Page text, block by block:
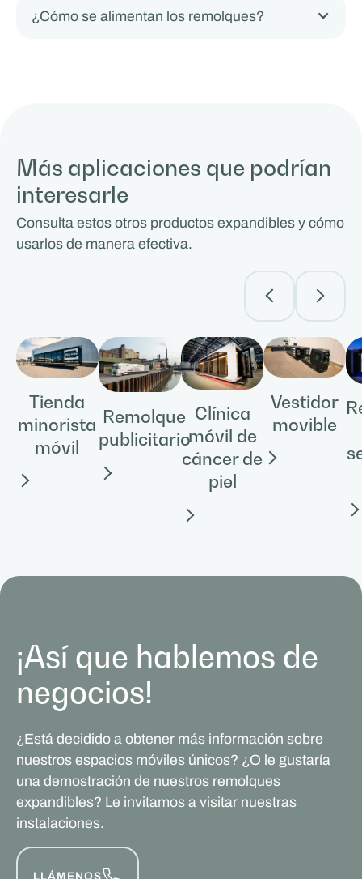
¿Cómo se alimentan los remolques?
Más aplicaciones que podrían
interesarle
Consulta estos otros productos expandibles y cómo
usarlos de manera efectiva.
Tienda
minorista
móvil
Remolque
publicitario
Clínica
móvil de
cáncer de
piel
Vestidor
movible
¡Así que hablemos de
negocios!
¿Está decidido a obtener más información sobre
nuestros espacios móviles únicos? ¿O le gustaría
una demostración de nuestros remolques
expandibles? Le invitamos a visitar nuestras
instalaciones.
LLÁMENOS